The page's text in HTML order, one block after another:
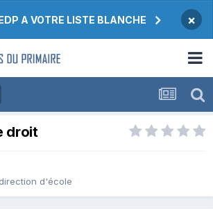
A VOTRE LISTE BLANCHE ×
droit
d'école